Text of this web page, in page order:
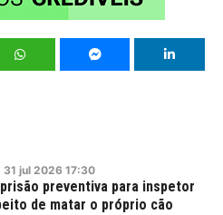
31 jul 2026 17:30
prisão preventiva para inspetor
de matar o próprio cão